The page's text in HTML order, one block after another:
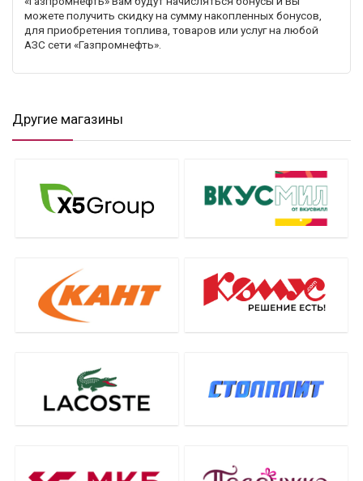
можете получить скидку на сумму накопленных бонусов,
для приобретения топлива, товаров или услуг на любой
АЗС сети «Газпромнефть».
Другие магазины